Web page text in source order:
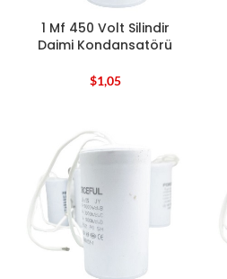
1 Mf 450 Volt Silindir
Daimi Kondansatörü
$1,05